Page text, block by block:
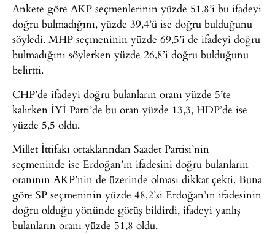
Ankete göre AKP seçmenlerinin yüzde 51,8’i bu ifadeyi
doğru bulmadığını, yüzde 39,4’ü ise doğru bulduğunu
söyledi. MHP seçmeninin yüzde 69,5’i de ifadeyi doğru
bulmadığını söylerken yüzde 26,8’i doğru bulduğunu
belirtti.
CHP’de ifadeyi doğru bulanların oranı yüzde 5’te
kalırken İYİ Parti’de bu oran yüzde 13,3, HDP’de ise
yüzde 5,5 oldu.
Millet İttifakı ortaklarından Saadet Partisi’nin
seçmeninde ise Erdoğan’ın ifadesini doğru bulanların
oranının AKP’nin de üzerinde olması dikkat çekti. Buna
göre SP seçmeninin yüzde 48,2’si Erdoğan’ın ifadesinin
doğru olduğu yönünde görüş bildirdi, ifadeyi yanlış
bulanların oranı yüzde 51,8 oldu.